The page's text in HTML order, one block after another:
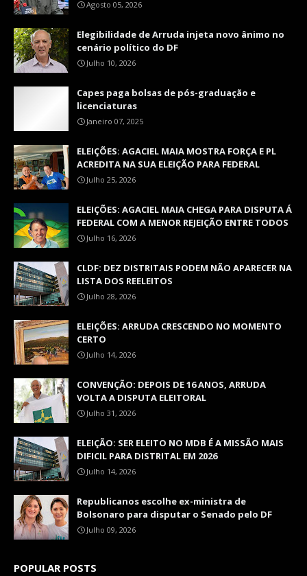
Agosto 05, 2026
Elegibilidade de Arruda injeta novo ânimo no
cenário político do DF
Julho 10, 2026
Capes paga bolsas de pós-graduação e
licenciaturas
Janeiro 07, 2025
ELEIÇÕES: AGACIEL MAIA MOSTRA FORÇA E PL
ACREDITA NA SUA ELEIÇÃO PARA FEDERAL
Julho 25, 2026
ELEIÇÕES: AGACIEL MAIA CHEGA PARA DISPUTA Á
FEDERAL COM A MENOR REJEIÇÃO ENTRE TODOS
Julho 16, 2026
CLDF: DEZ DISTRITAIS PODEM NÃO APARECER NA
LISTA DOS REELEITOS
Julho 28, 2026
ELEIÇÕES: ARRUDA CRESCENDO NO MOMENTO
CERTO
Julho 14, 2026
CONVENÇÃO: DEPOIS DE 16 ANOS, ARRUDA
VOLTA A DISPUTA ELEITORAL
Julho 31, 2026
ELEIÇÃO: SER ELEITO NO MDB É A MISSÃO MAIS
DIFICIL PARA DISTRITAL EM 2026
Julho 14, 2026
Republicanos escolhe ex-ministra de
Bolsonaro para disputar o Senado pelo DF
Julho 09, 2026
POPULAR POSTS